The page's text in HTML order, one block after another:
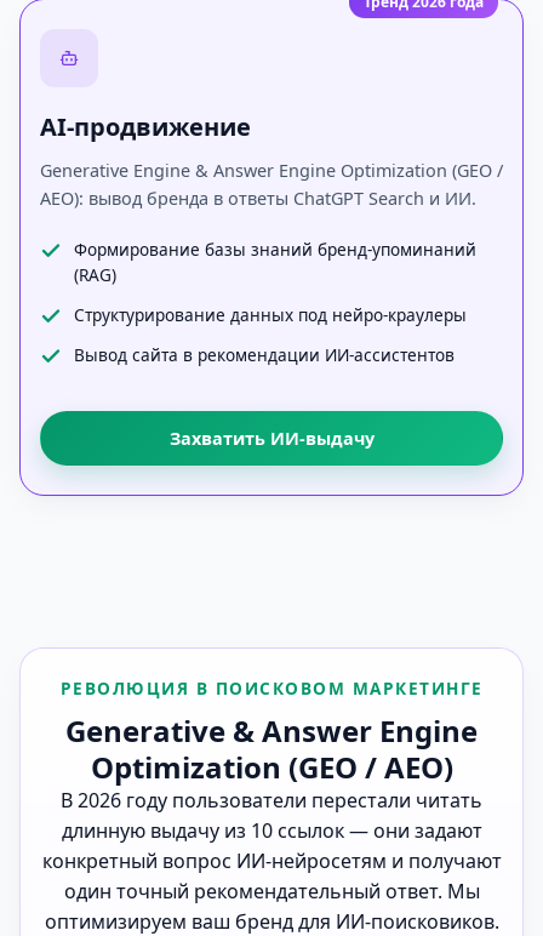
AI-продвижение
Generative Engine & Answer Engine Optimization (GEO /
AEO): вывод бренда в ответы ChatGPT Search и ИИ.
Формирование базы знаний бренд-упоминаний
(RAG)
Структурирование данных под нейро-краулеры
Вывод сайта в рекомендации ИИ-ассистентов
Захватить ИИ-выдачу
РЕВОЛЮЦИЯ В ПОИСКОВОМ МАРКЕТИНГЕ
Generative & Answer Engine
Optimization (GEO / AEO)
В 2026 году пользователи перестали читать
длинную выдачу из 10 ссылок — они задают
конкретный вопрос ИИ-нейросетям и получают
один точный рекомендательный ответ. Мы
оптимизируем ваш бренд для ИИ-поисковиков.